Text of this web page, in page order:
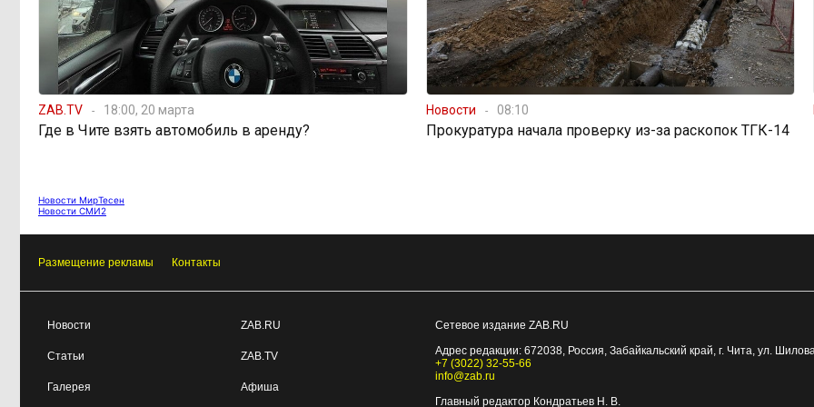
11:29, 3 августа Как Забайкалье
готовится к ВЭФ, пока регион тонет
в долгах
ZAB.TV 18:00, 20 марта
Где в Чите взять автомобиль в аренду?
Новости 08:10
Прокуратура начала проверку из-за раскопок ТГК-14
Новости МирТесен
Новости СМИ2
Размещение рекламы Контакты
Новости
Статьи
Галерея
ZAB.RU
ZAB.TV
Афиша
Сетевое издание ZAB.RU
Адрес редакции: 672038, Россия, Забайкальский край, г. Чита, ул.
+7 (3022) 32-55-66
info@zab.ru
Главный редактор Кондратьев Н. В.